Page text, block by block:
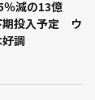
％減の13億
投入予定 ウ
調